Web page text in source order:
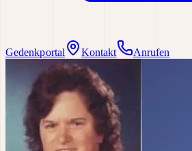
Gedenkportal Kontakt Anrufen